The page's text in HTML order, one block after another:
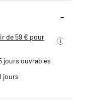
de 59 € pour
jours ouvrables
jours